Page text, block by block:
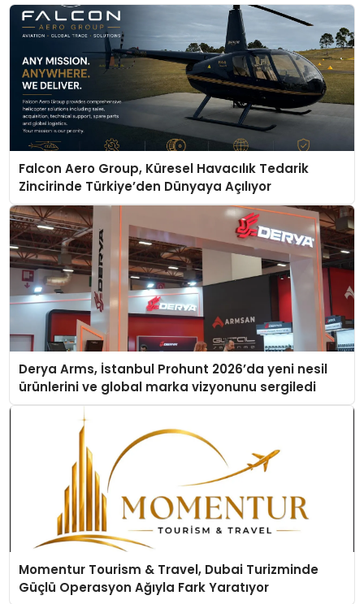
Falcon Aero Group, Küresel Havacılık Tedarik
Zincirinde Türkiye’den Dünyaya Açılıyor
Derya Arms, İstanbul Prohunt 2026’da yeni nesil
ürünlerini ve global marka vizyonunu sergiledi
Momentur Tourism & Travel, Dubai Turizminde
Güçlü Operasyon Ağıyla Fark Yaratıyor